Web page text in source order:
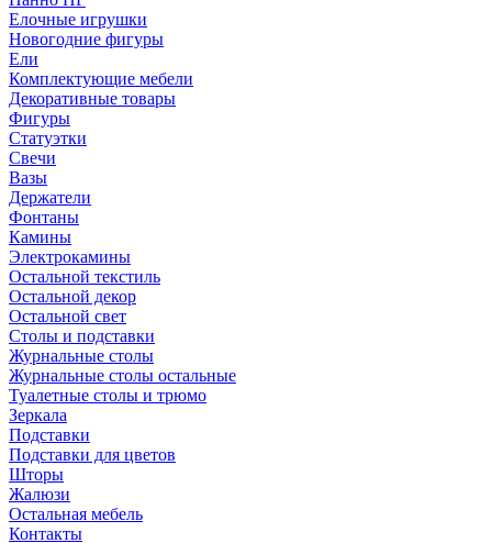
Елочные игрушки
Новогодние фигуры
Ели
Комплектующие мебели
Декоративные товары
Фигуры
Статуэтки
Свечи
Вазы
Держатели
Фонтаны
Камины
Электрокамины
Остальной текстиль
Остальной декор
Остальной свет
Столы и подставки
Журнальные столы
Журнальные столы остальные
Туалетные столы и трюмо
Зеркала
Подставки
Подставки для цветов
Шторы
Жалюзи
Остальная мебель
Контакты